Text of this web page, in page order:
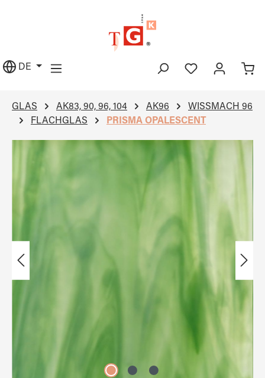
DE
GLAS AK83, 90, 96, 104 AK96
WISSMACH 96
FLACHGLAS
PRISMA OPALESCENT
Bildergalerie überspringen